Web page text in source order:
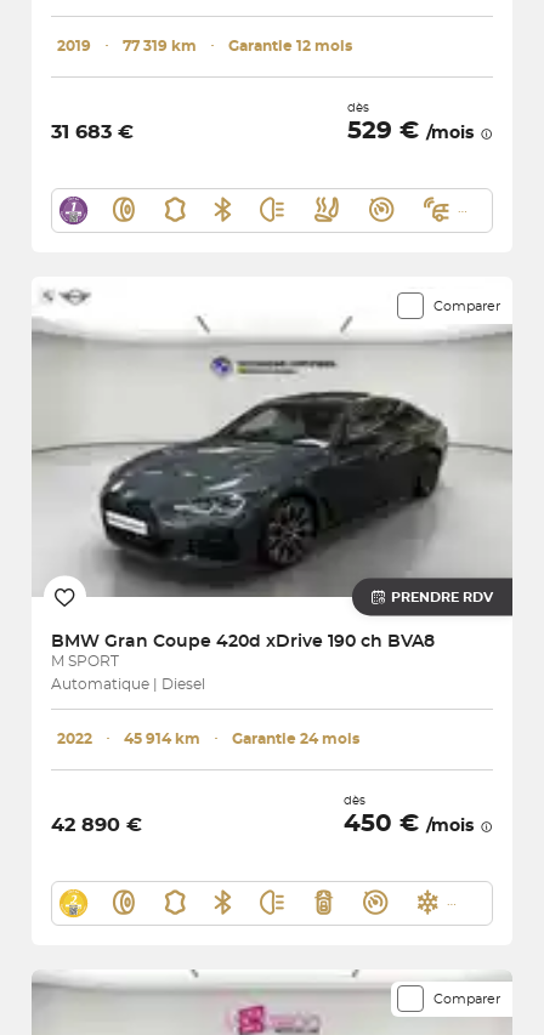
2019 ･ 77 319 km ･ Garantie 12 mois
31 683 €
dès
529 € /mois
Comparer
PRENDRE RDV
BMW Gran Coupe 420d xDrive 190 ch BVA8
M SPORT
Automatique | Diesel
2022 ･ 45 914 km ･ Garantie 24 mois
42 890 €
dès
450 € /mois
Comparer